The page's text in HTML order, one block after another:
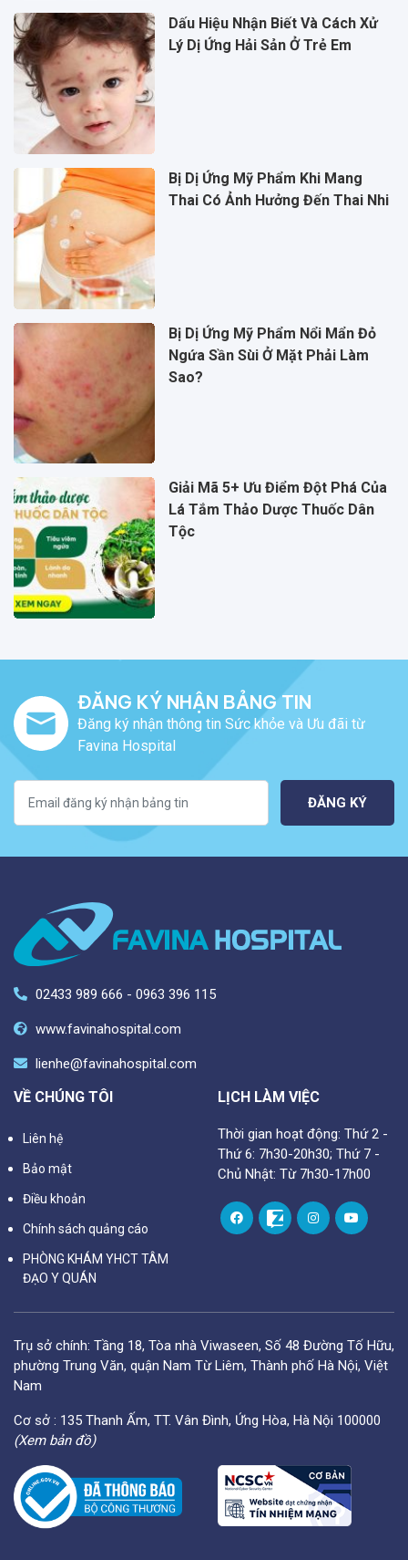
Dấu Hiệu Nhận Biết Và Cách Xử
Lý Dị Ứng Hải Sản Ở Trẻ Em
Bị Dị Ứng Mỹ Phẩm Khi Mang
Thai Có Ảnh Hưởng Đến Thai Nhi
Bị Dị Ứng Mỹ Phẩm Nổi Mẩn Đỏ
Ngứa Sần Sùi Ở Mặt Phải Làm
Sao?
Giải Mã 5+ Ưu Điểm Đột Phá Của
Lá Tắm Thảo Dược Thuốc Dân
Tộc
ĐĂNG KÝ NHẬN BẢNG TIN
Đăng ký nhận thông tin Sức khỏe và Ưu đãi từ
Favina Hospital
ĐĂNG KÝ
02433 989 666 - 0963 396 115
www.favinahospital.com
lienhe@favinahospital.com
VỀ CHÚNG TÔI
Liên hệ
Bảo mật
Điều khoản
Chính sách quảng cáo
PHÒNG KHÁM YHCT TÂM
ĐẠO Y QUÁN
LỊCH LÀM VIỆC
Thời gian hoạt động: Thứ 2 -
Thứ 6: 7h30-20h30; Thứ 7 -
Chủ Nhật: Từ 7h30-17h00
Trụ sở chính: Tầng 18, Tòa nhà Viwaseen, Số 48 Đường Tố Hữu,
phường Trung Văn, quận Nam Từ Liêm, Thành phố Hà Nội, Việt
Nam
Cơ sở : 135 Thanh Ấm, TT. Vân Đình, Ứng Hòa, Hà Nội 100000
(Xem bản đồ)